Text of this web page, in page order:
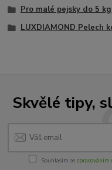
Pro malé pejsky do 5 kg
LUXDIAMOND Pelech
Skvělé tipy,
Souhlasím se zpracováním